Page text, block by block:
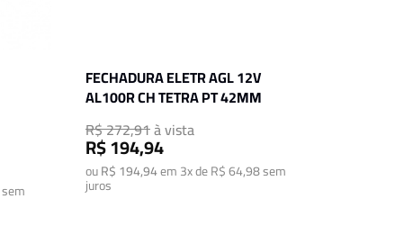
sem
FECHADURA ELETR AGL 12V
AL100R CH TETRA PT 42MM
R$ 272,91
R$ 194,94
à vista
ouR$ 194,94em3x de R$ 64,98sem
juros